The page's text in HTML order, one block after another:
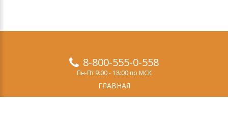
8-800-555-0-558
Пн-Пт 9:00 - 18:00 по МСК
ГЛАВНАЯ